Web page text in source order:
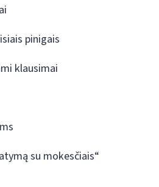
pinigais
klausimai
su mokesčiais“